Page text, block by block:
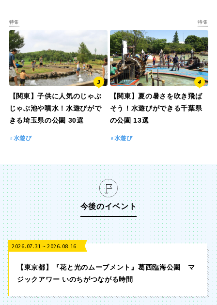
近畿
滋賀
京都 大阪
兵庫 奈良
中国・四国
鳥取 島根
岡山 広島
山口 徳島
香川 愛媛
特集
【関東】子供に人気のじゃぶ
じゃぶ池や噴水！水遊びがで
きる埼玉県の公園 30選
水遊び
特集
【関東】夏の暑さを吹き飛ば
そう！水遊びができる千葉県
の公園 13選
水遊び
今後のイベント
2026.07.31 ~ 2026.08.16
【東京都】『花と光のムーブメント』葛西臨海公園 マ
ジックアワー いのちがつながる時間